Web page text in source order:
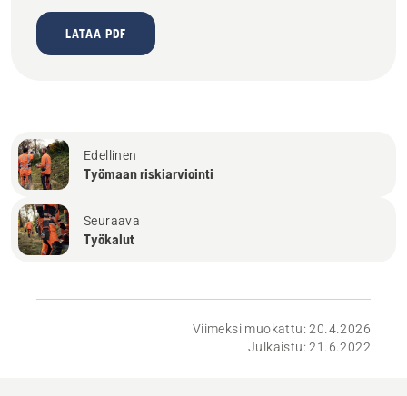
LATAA PDF
Edellinen
Työmaan riskiarviointi
Seuraava
Työkalut
Viimeksi muokattu: 20.4.2026
Julkaistu: 21.6.2022